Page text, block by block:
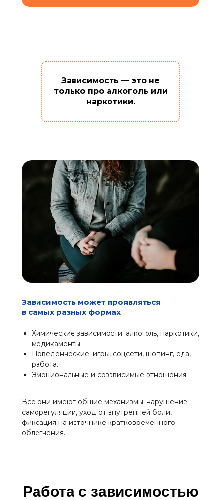
Зависимость — это не
только про алкоголь или
наркотики.
Зависимость может проявляться
в самых разных формах
Все они имеют общие механизмы: нарушение
саморегуляции, уход от внутренней боли,
фиксация на источнике кратковременного
облегчения.
Химические зависимости: алкоголь, наркотики,
медикаменты.
Поведенческие: игры, соцсети, шопинг, еда,
работа.
Эмоциональные и созависимые отношения.
Работа с зависимостью